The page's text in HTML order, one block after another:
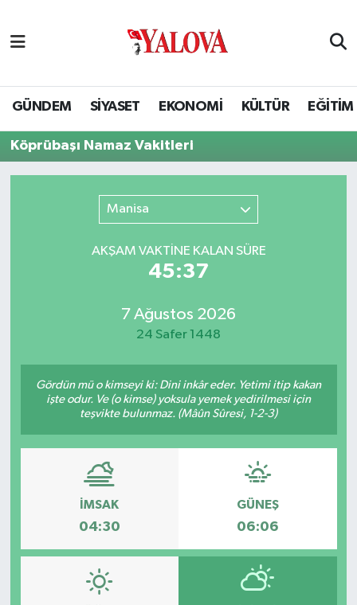
GÜNDEM SİYASET EKONOMİ KÜLTÜR EĞİTİM
Köprübaşı Namaz Vakitleri
Manisa
AKŞAM VAKTİNE KALAN SÜRE
45:36
7 Ağustos 2026
24 Safer 1448
Gördün mü o kimseyi ki: Dini inkâr eder. Yetimi itip kakan
işte odur. Ve (o kimse) yoksula yemek yedirilmesi için
teşvikte bulunmaz. (Mâûn Sûresi, 1-2-3)
İMSAK
04:30
GÜNEŞ
06:06
SİYASET
EKONOMİ
BİLİM VE TEKNOLOJİ
SPOR
İLÇELERİMİZ
RESMİ İLAN
Yalova Nöbetçi Eczaneler
Yalova Hava Durumu
Yalova Namaz Vakitleri
Puan Durumu ve Fikstür